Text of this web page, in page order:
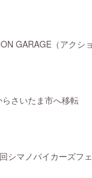
GARAGE（アクシ
さいたま市へ移転
シマノバイカーズ